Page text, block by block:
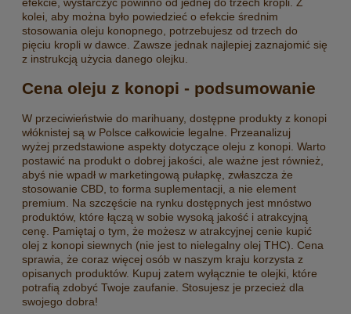
kolei, aby można było powiedzieć o efekcie średnim
stosowania oleju konopnego, potrzebujesz od trzech do
pięciu kropli w dawce. Zawsze jednak najlepiej zaznajomić się
z instrukcją użycia danego olejku.
Cena oleju z konopi - podsumowanie
W przeciwieństwie do marihuany, dostępne produkty z konopi
włóknistej są w Polsce całkowicie legalne. Przeanalizuj
wyżej przedstawione aspekty dotyczące oleju z konopi. Warto
postawić na produkt o dobrej jakości, ale ważne jest również,
abyś nie wpadł w marketingową pułapkę, zwłaszcza że
stosowanie CBD, to forma suplementacji, a nie element
premium. Na szczęście na rynku dostępnych jest mnóstwo
produktów, które łączą w sobie wysoką jakość i atrakcyjną
cenę. Pamiętaj o tym, że możesz w atrakcyjnej cenie kupić
olej z konopi siewnych (nie jest to nielegalny olej THC). Cena
sprawia, że coraz więcej osób w naszym kraju korzysta z
opisanych produktów. Kupuj zatem wyłącznie te olejki, które
potrafią zdobyć Twoje zaufanie. Stosujesz je przecież dla
swojego dobra!